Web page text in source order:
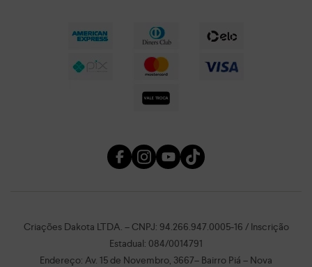
Criações Dakota LTDA. – CNPJ: 94.266.947.0005-16 / Inscrição
Estadual: 084/0014791
Endereço: Av. 15 de Novembro, 3667– Bairro Piá – Nova